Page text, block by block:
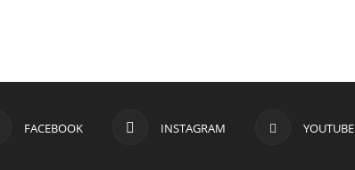
FACEBOOK INSTAGRAM YOUTUBE